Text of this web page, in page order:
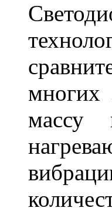
многих
массу